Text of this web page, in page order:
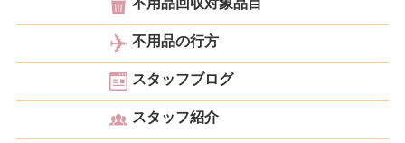
不用品の行方
スタッフブログ
スタッフ紹介